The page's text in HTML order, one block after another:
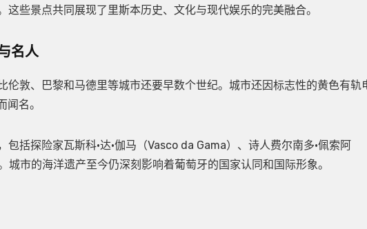
些景点共同展现了里斯本历史、文化与现代娱乐的完美融合。
名人
伦敦、巴黎和马德里等城市还要早数个世纪。城市还因标志性的黄色有轨
名。
括探险家瓦斯科·达·伽马（Vasco da Gama）、诗人费尔南多·佩索阿
城市的海洋遗产至今仍深刻影响着葡萄牙的国家认同和国际形象。